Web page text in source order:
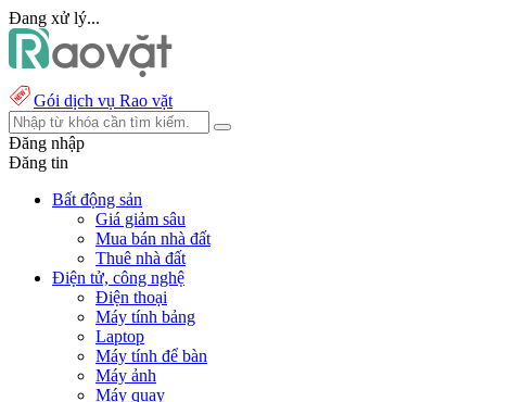
Đang xử lý...
Gói dịch vụ Rao vặt
Đăng nhập
Đăng tin
Bất động sản
Giá giảm sâu
Mua bán nhà đất
Thuê nhà đất
Điện tử, công nghệ
Điện thoại
Máy tính bảng
Laptop
Máy tính để bàn
Máy ảnh
Máy quay